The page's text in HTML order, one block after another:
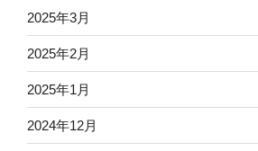
2025年3月
2025年2月
2025年1月
2024年12月